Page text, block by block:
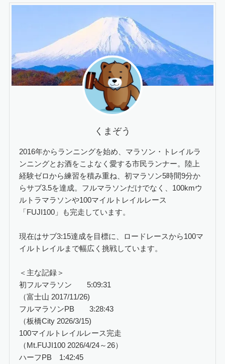
くまぞう
2016年からランニングを始め、マラソン・トレイルラ
ンニングとお酒をこよなく愛する市民ランナー。陸上
経験ゼロから練習を積み重ね、初マラソン5時間9分か
らサブ3.5を達成。フルマラソンだけでなく、100kmウ
ルトラマラソンや100マイルトレイルレース
「FUJI100」も完走しています。
現在はサブ3:15達成を目標に、ロードレースから100マ
イルトレイルまで幅広く挑戦しています。
＜主な記録＞
初フルマラソン 5:09:31
（富士山 2017/11/26)
フルマラソンPB 3:28:43
（板橋City 2026/3/15)
100マイルトレイルレース完走
（Mt.FUJI100 2026/4/24～26）
ハーフPB 1:42:45